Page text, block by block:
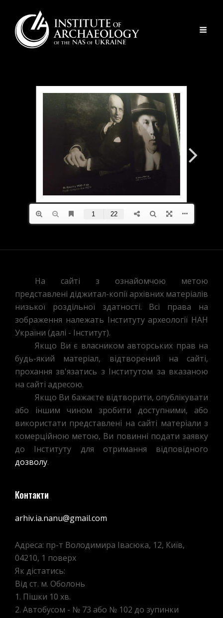
На сайті з ознайомчою метою
представлені діджитал-копії архівних матеріалів
низької роздільної здатності. Всі права на
зображення належать Інституту археології НАН
України (далі - Інститут).
Якщо Ви є власником авторських прав на
будь-який матеріал, відтворений на сайті,
прохання зв'язатись з Інститутом за вказаною
на сайті адресою.
Якщо Ви бажаєте відтворити, опублікувати
або іншим чином зробити доступними, або
використати представлені на сайті матеріали з
комерційною метою, Ви повинні подати заявку
до Інституту для отримання відповідного
дозволу.
Контакти
arhiv.ia.nanu@gmail.com
Адреса: пр-т Володимира Івасюка, 12, Київ,
04210, 1 поверх
Як дістатись:
Від ст. м. Оболонь
1. Пішки 10 хв.
2. Автобусом - № 73 або № 102 до зупинки